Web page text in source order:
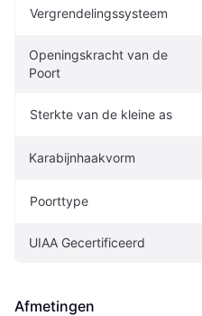
Vergrendelingssysteem
Openingskracht van de
Poort
Sterkte van de kleine as
Karabijnhaakvorm
Poorttype
UIAA Gecertificeerd
Afmetingen